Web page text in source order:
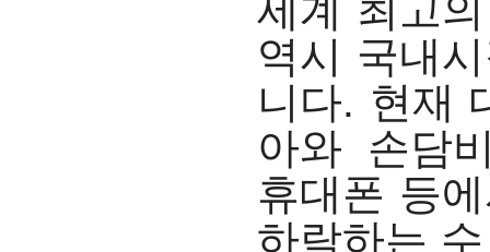
세계 최고
역시 국내
니다. 현재
아와 손담
휴대폰 등
하락하는